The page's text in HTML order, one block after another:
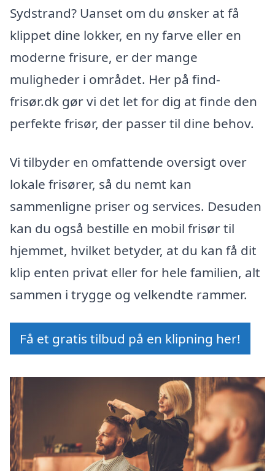
Sydstrand? Uanset om du ønsker at få
klippet dine lokker, en ny farve eller en
moderne frisure, er der mange
muligheder i området. Her på find-
frisør.dk gør vi det let for dig at finde den
perfekte frisør, der passer til dine behov.
Vi tilbyder en omfattende oversigt over
lokale frisører, så du nemt kan
sammenligne priser og services. Desuden
kan du også bestille en mobil frisør til
hjemmet, hvilket betyder, at du kan få dit
klip enten privat eller for hele familien, alt
sammen i trygge og velkendte rammer.
Få et gratis tilbud på en klipning her!